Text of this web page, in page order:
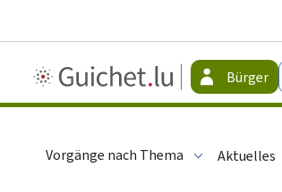
Guichet.lu
-
Bürger
Vorgänge nach Thema Aktuelles